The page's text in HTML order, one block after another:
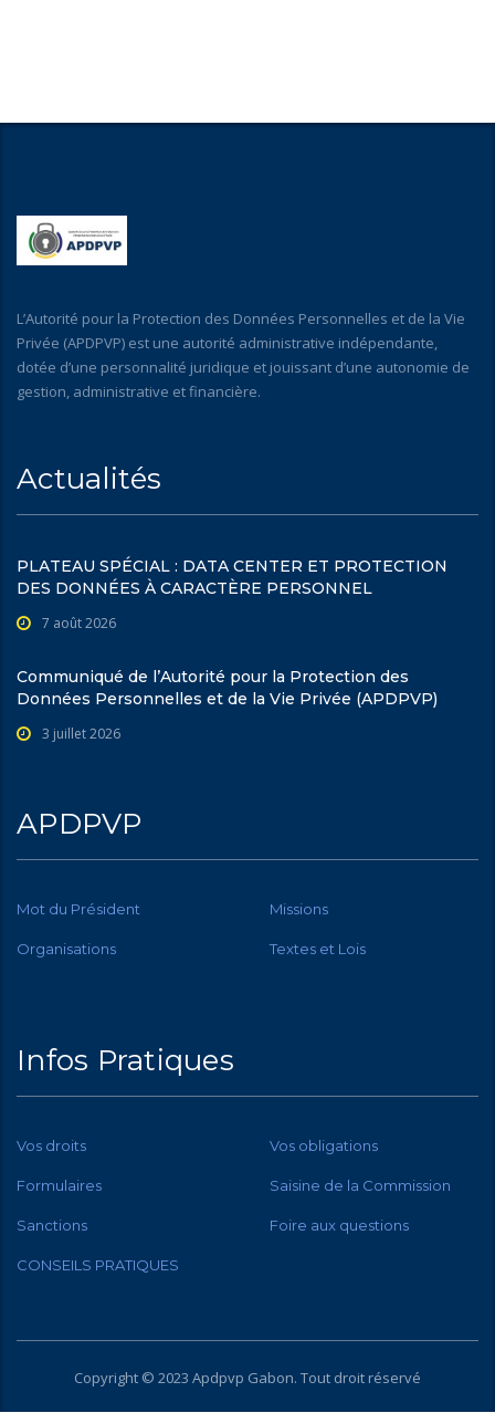
L’Autorité pour la Protection des Données Personnelles et de la Vie
Privée (APDPVP) est une autorité administrative indépendante,
dotée d’une personnalité juridique et jouissant d’une autonomie de
gestion, administrative et financière.
Actualités
PLATEAU SPÉCIAL : DATA CENTER ET PROTECTION
DES DONNÉES À CARACTÈRE PERSONNEL
7 août 2026
Communiqué de l’Autorité pour la Protection des
Données Personnelles et de la Vie Privée (APDPVP)
3 juillet 2026
APDPVP
Mot du Président Missions
Organisations Textes et Lois
Infos Pratiques
Vos droits Vos obligations
Formulaires Saisine de la Commission
Sanctions Foire aux questions
CONSEILS PRATIQUES
Copyright © 2023 Apdpvp Gabon. Tout droit réservé